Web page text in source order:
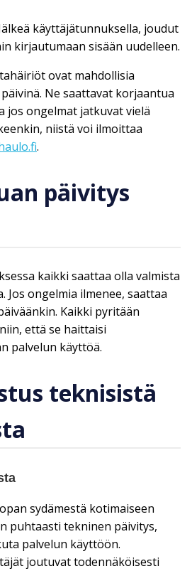
käyttäjätunnuksella, joudut
kirjautumaan sisään uudelleen.
ovat mahdollisia
Ne saattavat korjaantua
jos ongelmat jatkuvat vielä
niistä voi ilmoittaa
.
päivitys
kaikki saattaa olla valmista
Jos ongelmia ilmenee, saattaa
Kaikki pyritään
että se haittaisi
palvelun käyttöä.
teknisistä
sydämestä kotimaiseen
puhtaasti tekninen päivitys,
palvelun käyttöön.
joutuvat todennäköisesti